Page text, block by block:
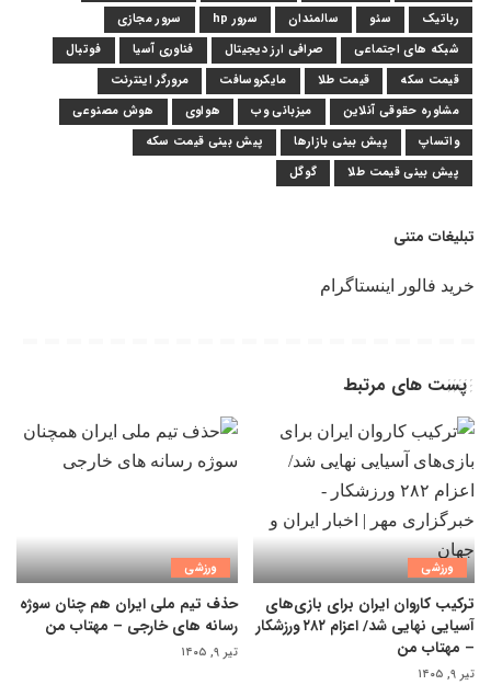
رباتیک
سئو سالمندان سرور hp
سرور مجازی
شبکه های اجتماعی
صرافی ارز دیجیتال فناوری آسیا
فوتبال
قیمت سکه
قیمت طلا مایکروسافت
مرورگر اینترنت
مشاوره حقوقی آنلاین
میزبانی وب هواوی
هوش مصنوعی
واتساپ
پیش بینی بازارها
پیش بینی قیمت سکه
پیش بینی قیمت طلا
گوگل
تبلیغات متنی
خرید فالور اینستاگرام
پست های مرتبط
ورزشی
ترکیب کاروان ایران برای بازی‌های
آسیایی نهایی شد/ اعزام ۲۸۲ ورزشکار
– مهتاب من
تیر ۹, ۱۴۰۵
ورزشی
حذف تیم ملی ایران هم چنان سوژه
رسانه های خارجی – مهتاب من
تیر ۹, ۱۴۰۵